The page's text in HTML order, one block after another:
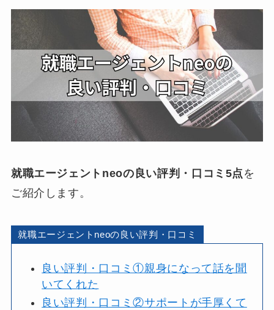
就職エージェントneoの良い評判・口コミ5点 を
ご紹介します。
就職エージェントneoの良い評判・口コミ
良い評判・口コミ①親身になって話を聞
いてくれた
良い評判・口コミ②サポートが手厚くて